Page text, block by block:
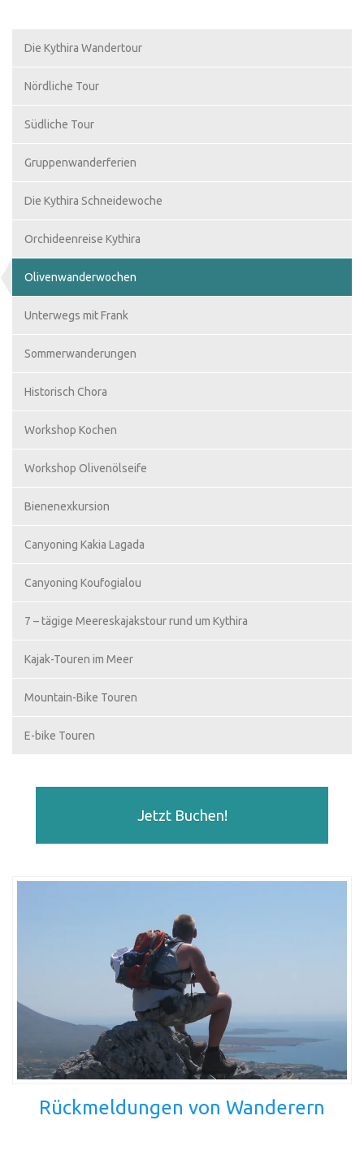
Die Kythira Wandertour
Nördliche Tour
Südliche Tour
Gruppenwanderferien
Die Kythira Schneidewoche
Orchideenreise Kythira
Olivenwanderwochen
Unterwegs mit Frank
Sommerwanderungen
Historisch Chora
Workshop Kochen
Workshop Olivenölseife
Bienenexkursion
Canyoning Kakia Lagada
Canyoning Koufogialou
7 – tägige Meereskajakstour rund um Kythira
Kajak-Touren im Meer
Mountain-Bike Touren
E-bike Touren
Jetzt Buchen!
Rückmeldungen von Wanderern